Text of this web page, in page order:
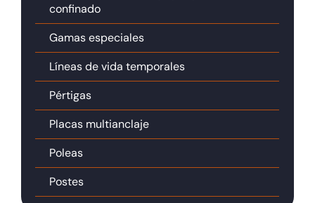
confinado
Gamas especiales
Líneas de vida temporales
Pértigas
Placas multianclaje
Poleas
Postes